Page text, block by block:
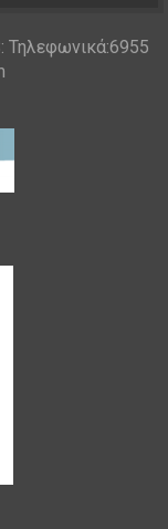
Τηλεφωνικά:6955